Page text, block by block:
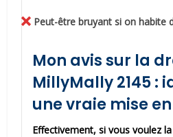
Peut-être bruyant si on habite
Mon avis sur la
MillyMally 2145 :
une vraie mise
Effectivement, si vous voulez